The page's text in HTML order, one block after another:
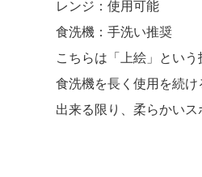
レンジ：使用可能
食洗機：手洗い推奨
こちらは「上絵」という
食洗機を長く使用を続け
出来る限り、柔らかいス